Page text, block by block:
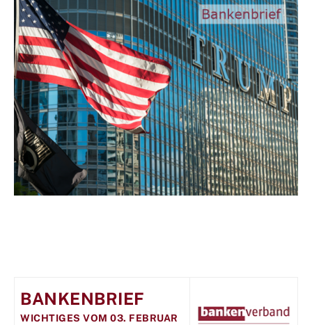
BANKENBRIEF
WICHTIGES VOM 03. FEBRUAR